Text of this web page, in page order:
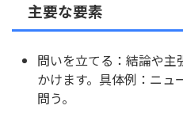
主要な要素
問いを立てる：結論や
かけます。具体例：ニュ
問う。